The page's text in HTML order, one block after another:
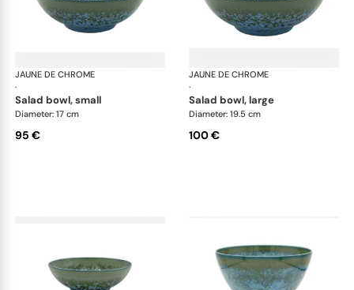
JAUNE DE CHROME
·
Nymphéa
salad bowl, small
Diameter: 17 cm
95 €
JAUNE DE CHROME
·
salad bowl, large
Diameter: 19.5 cm
100 €